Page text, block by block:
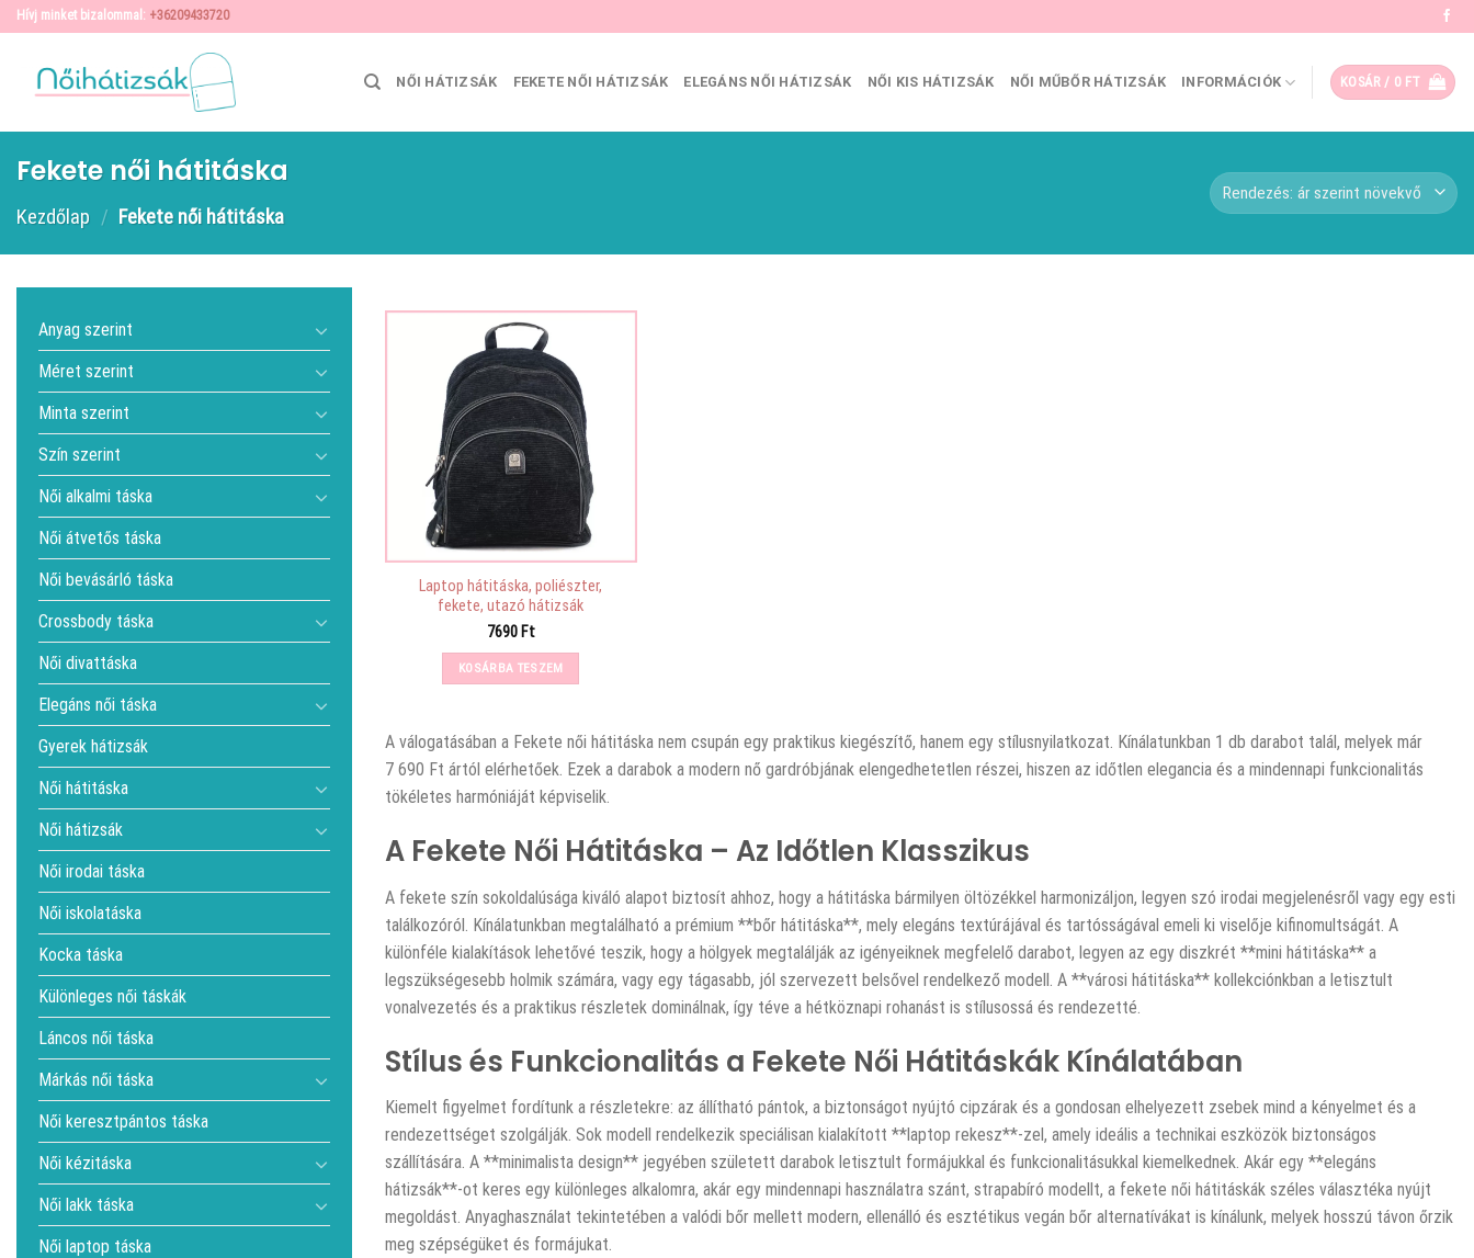
Skip
to
content
Hívj minket bizalommal: +36209433720
NŐI HÁTIZSÁK FEKETE NŐI HÁTIZSÁK ELEGÁNS NŐI HÁTIZSÁK NŐI KIS HÁTIZSÁK NŐI MŰBŐR HÁTIZSÁK INFORMÁCIÓK KOSÁR / 0 FT
Fekete női hátitáska
Kezdőlap / Fekete női hátitáska
Anyag szerint
Méret szerint
Minta szerint
Szín szerint
Női alkalmi táska
Női átvetős táska
Női bevásárló táska
Crossbody táska
Női divattáska
Elegáns női táska
Gyerek hátizsák
Női hátitáska
Női hátizsák
Női irodai táska
Női iskolatáska
Kocka táska
Különleges női táskák
Láncos női táska
Márkás női táska
Női keresztpántos táska
Női kézitáska
Női lakk táska
Női laptop táska
Laptop hátitáska, poliészter,
fekete, utazó hátizsák
7690 Ft
KOSÁRBA TESZEM
A válogatásában a Fekete női hátitáska nem csupán egy praktikus kiegészítő, hanem egy stílusnyilatkozat. Kínálatunkban 1 db darabot talál, melyek már
7 690 Ft ártól elérhetőek. Ezek a darabok a modern nő gardróbjának elengedhetetlen részei, hiszen az időtlen elegancia és a mindennapi funkcionalitás
tökéletes harmóniáját képviselik.
A Fekete Női Hátitáska – Az Időtlen Klasszikus
A fekete szín sokoldalúsága kiváló alapot biztosít ahhoz, hogy a hátitáska bármilyen öltözékkel harmonizáljon, legyen szó irodai megjelenésről vagy egy esti
találkozóról. Kínálatunkban megtalálható a prémium **bőr hátitáska**, mely elegáns textúrájával és tartósságával emeli ki viselője kifinomultságát. A
különféle kialakítások lehetővé teszik, hogy a hölgyek megtalálják az igényeiknek megfelelő darabot, legyen az egy diszkrét **mini hátitáska** a
legszükségesebb holmik számára, vagy egy tágasabb, jól szervezett belsővel rendelkező modell. A **városi hátitáska** kollekciónkban a letisztult
vonalvezetés és a praktikus részletek dominálnak, így téve a hétköznapi rohanást is stílusossá és rendezetté.
Stílus és Funkcionalitás a Fekete Női Hátitáskák Kínálatában
Kiemelt figyelmet fordítunk a részletekre: az állítható pántok, a biztonságot nyújtó cipzárak és a gondosan elhelyezett zsebek mind a kényelmet és a
rendezettséget szolgálják. Sok modell rendelkezik speciálisan kialakított **laptop rekesz**-zel, amely ideális a technikai eszközök biztonságos
szállítására. A **minimalista design** jegyében született darabok letisztult formájukkal és funkcionalitásukkal kiemelkednek. Akár egy **elegáns
hátizsák**-ot keres egy különleges alkalomra, akár egy mindennapi használatra szánt, strapabíró modellt, a fekete női hátitáskák széles választéka nyújt
megoldást. Anyaghasználat tekintetében a valódi bőr mellett modern, ellenálló és esztétikus vegán bőr alternatívákat is kínálunk, melyek hosszú távon őrzik
meg szépségüket és formájukat.